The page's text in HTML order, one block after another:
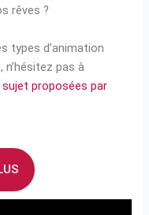
rêves ?
types d’animation
pas à
proposées par